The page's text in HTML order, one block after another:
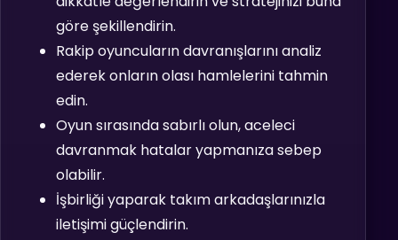
göre şekillendirin.
Rakip oyuncuların davranışlarını analiz
ederek onların olası hamlelerini tahmin
edin.
Oyun sırasında sabırlı olun, aceleci
davranmak hatalar yapmanıza sebep
olabilir.
İşbirliği yaparak takım arkadaşlarınızla
iletişimi güçlendirin.